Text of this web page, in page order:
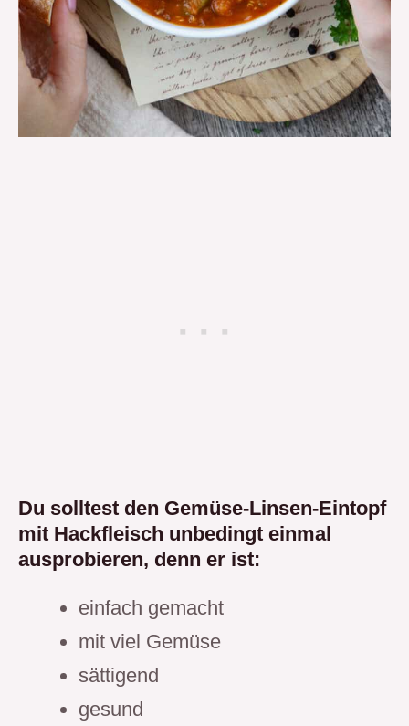
Du solltest den Gemüse-Linsen-Eintopf
mit Hackfleisch unbedingt einmal
ausprobieren, denn er ist:
einfach gemacht
mit viel Gemüse
sättigend
gesund